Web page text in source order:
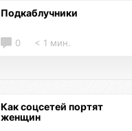
Подкаблучники
0 < 1 мин.
Как соцсетей портят
женщин